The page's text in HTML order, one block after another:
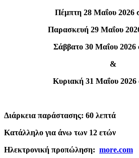
Πέμπτη 28 Μαΐου 2026
Παρασκευή 29 Μαΐου
Σάββατο 30 Μαΐου 2026
&
Κυριακή 31 Μαΐου 2026
Διάρκεια παράστασης: 60 λεπτά
Κατάλληλο για άνω των 12 ετών
Ηλεκτρονική προπώληση: more.com